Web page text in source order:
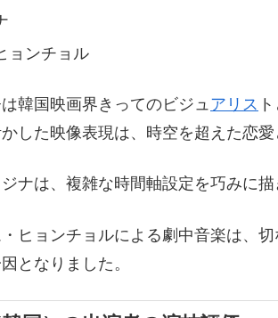
ョンチョル
韓国映画界きってのビジュアリス
した映像表現は、時空を超えた恋
ナは、複雑な時間軸設定を巧みに
ヒョンチョルによる劇中音楽は、
となりました。